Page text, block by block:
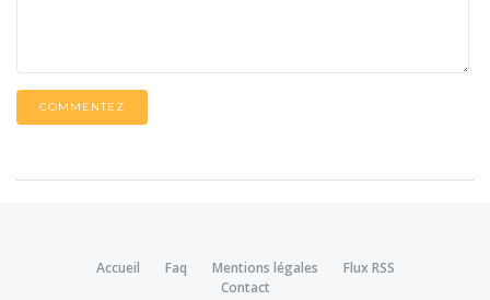
COMMENTEZ
Accueil Faq Mentions légales
Flux RSS
Contact